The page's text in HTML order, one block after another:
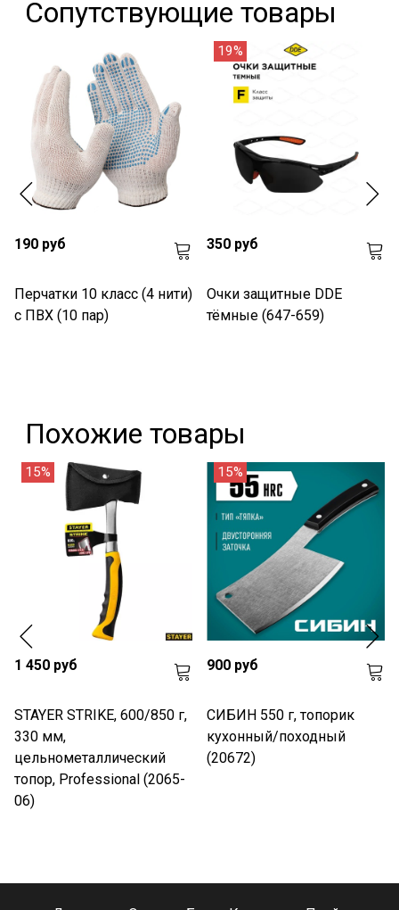
Сопутствующие товары
190 руб
Перчатки 10 класс (4 нити)
с ПВХ (10 пар)
19%
350 руб
Очки защитные DDE
тёмные (647-659)
Похожие товары
15%
1 450 руб
STAYER STRIKE, 600/850 г,
330 мм,
цельнометаллический
топор, Professional (2065-
06)
15%
900 руб
СИБИН 550 г, топорик
кухонный/походный
(20672)